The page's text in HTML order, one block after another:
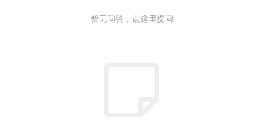
暂无问答，点这里提问